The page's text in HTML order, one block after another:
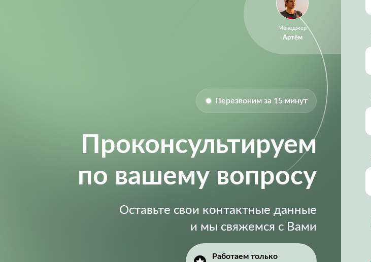
Менеджер
Артём
Перезвоним за 15 минут
Проконсультируем
по вашему вопросу
Оставьте свои контактные данные
и мы свяжемся с Вами
Работаем только